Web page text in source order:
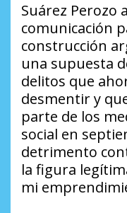
Suárez Perozo
comunicación
construcción
una supuesta
delitos que
desmentir y
parte de los
social en
detrimento
la figura
mi